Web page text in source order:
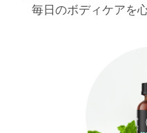
毎日のボディケアを